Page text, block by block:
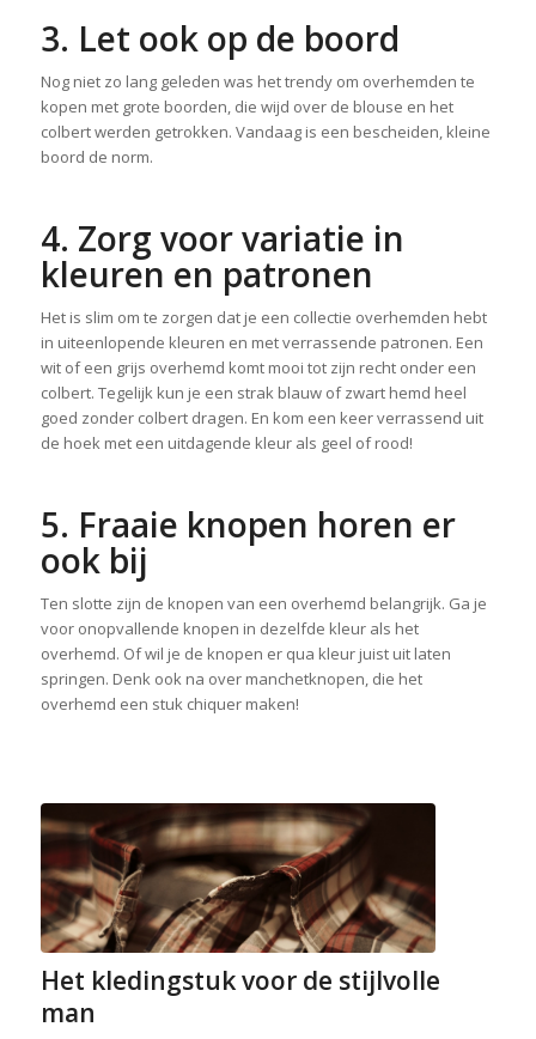
3. Let ook op de boord
Nog niet zo lang geleden was het trendy om overhemden te
kopen met grote boorden, die wijd over de blouse en het
colbert werden getrokken. Vandaag is een bescheiden, kleine
boord de norm.
4. Zorg voor variatie in
kleuren en patronen
Het is slim om te zorgen dat je een collectie overhemden hebt
in uiteenlopende kleuren en met verrassende patronen. Een
wit of een grijs overhemd komt mooi tot zijn recht onder een
colbert. Tegelijk kun je een strak blauw of zwart hemd heel
goed zonder colbert dragen. En kom een keer verrassend uit
de hoek met een uitdagende kleur als geel of rood!
5. Fraaie knopen horen er
ook bij
Ten slotte zijn de knopen van een overhemd belangrijk. Ga je
voor onopvallende knopen in dezelfde kleur als het
overhemd. Of wil je de knopen er qua kleur juist uit laten
springen. Denk ook na over manchetknopen, die het
overhemd een stuk chiquer maken!
Het kledingstuk voor de stijlvolle
man